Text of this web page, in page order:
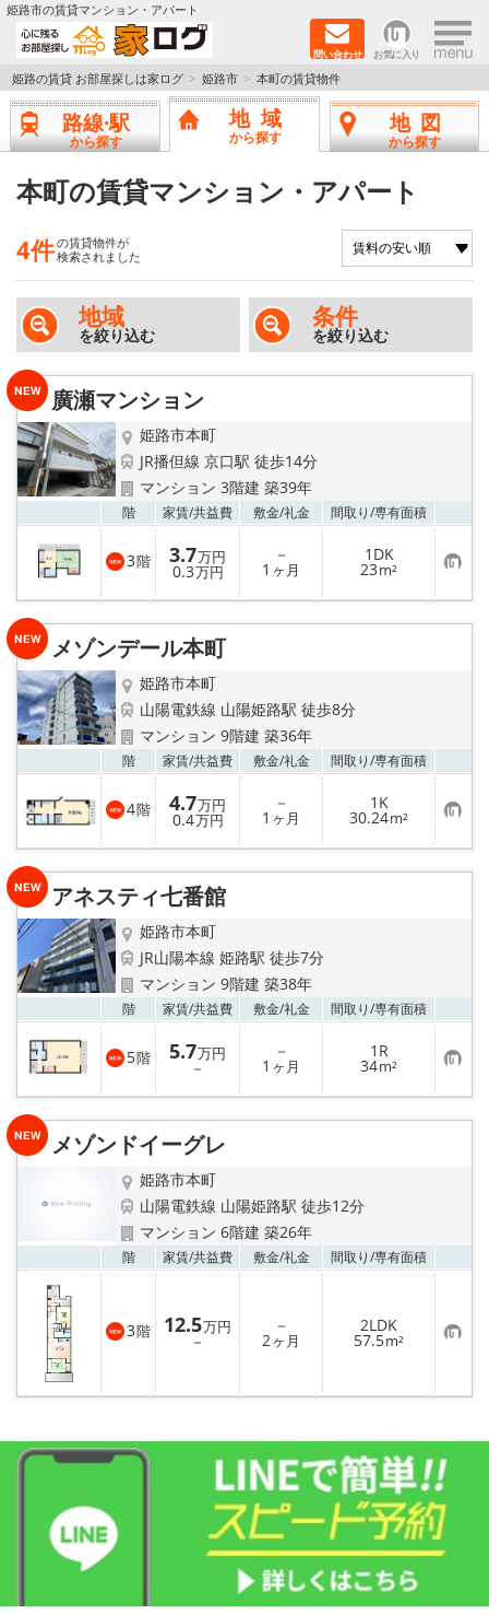
姫路市の賃貸マンション・アパート
問い合わせ お気に入り ×
TOPページ
新築物件
ペットOK物件
戸建物件
保証人不要物件
初期費用リーズナブル物件
都市ガス物件
路線·駅から探す
地域から探す
地図から探す
スタッフ
店舗情報·アクセス
会社概要
メールでお問い合わせ
姫路の賃貸 お部屋探しは家ログ 姫路市 本町の賃貸物件
路線·駅
から探す
地域
から探す
地図
から探す
本町の賃貸マンション・アパート
4件の賃貸物件が
検索されました
地域
を絞り込む
条件
を絞り込む
廣瀬マンション
姫路市本町
JR播但線 京口駅 徒歩14分
マンション 3階建 築39年
階 家賃/共益費 敷金/礼金 間取り/専有面積
3階 3.7万円
0.3万円
－
1 ヶ月
1DK
23m² お
気
に
り
メゾンデール本町
姫路市本町
山陽電鉄線 山陽姫路駅 徒歩8分
マンション 9階建 築36年
階 家賃/共益費 敷金/礼金 間取り/専有面積
4階 4.7万円
0.4万円
－
1 ヶ月
1K
30.24m² お
気
に
り
アネスティ七番館
姫路市本町
JR山陽本線 姫路駅 徒歩7分
マンション 9階建 築38年
階 家賃/共益費 敷金/礼金 間取り/専有面積
5階 5.7万円
－
－
1 ヶ月
1R
34m² お
気
に
り
メゾンドイーグレ
姫路市本町
山陽電鉄線 山陽姫路駅 徒歩12分
マンション 6階建 築26年
階 家賃/共益費 敷金/礼金 間取り/専有面積
3階 12.5万円
－
－
2ヶ月
2LDK
57.5m² お
気
に
入
り